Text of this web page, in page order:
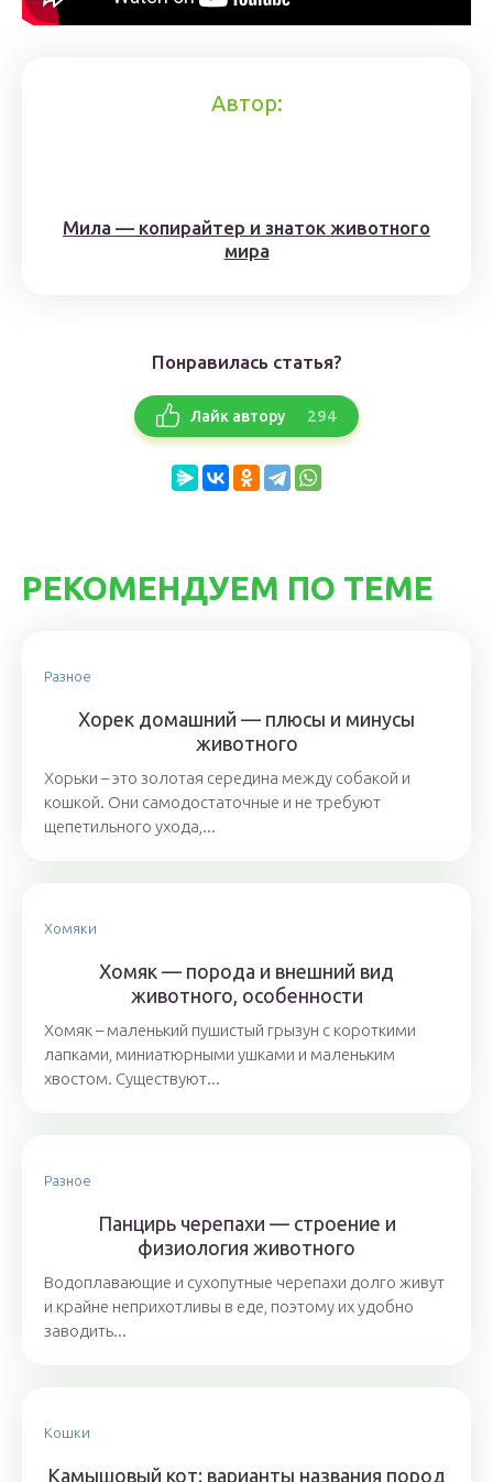
Автор:
Мила — копирайтер и знаток животного
мира
Понравилась статья?
Лайк автору 294
РЕКОМЕНДУЕМ ПО ТЕМЕ
Разное
Хорек домашний — плюсы и минусы
животного
Хорьки – это золотая середина между собакой и
кошкой. Они самодостаточные и не требуют
щепетильного ухода,...
Хомяки
Хомяк — порода и внешний вид
животного, особенности
Хомяк – маленький пушистый грызун с короткими
лапками, миниатюрными ушками и маленьким
хвостом. Существуют...
Разное
Панцирь черепахи — строение и
физиология животного
Водоплавающие и сухопутные черепахи долго живут
и крайне неприхотливы в еде, поэтому их удобно
заводить...
Кошки
Камышовый кот: варианты названия пород